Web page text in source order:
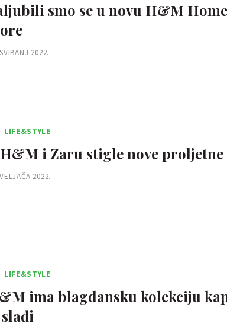
smo se u novu H&M
2022.
LIFE&STYLE
i Zaru stigle nove
2022.
LIFE&STYLE
ima blagdansku kolekciju